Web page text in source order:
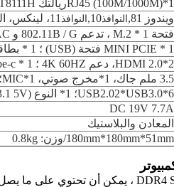
1*RJ45 (100M/1000M)ريالتك RT8111H
ويندوز 81, النوافذ10, النوافذ 11، لينكس، الخ
فتحة 1 * M.2 ، تدعم 802.11B / G و 802.11B / G / NGAC ؛ افتراضي مع (Intel 3165) هوائيين لاسلكيين ؛ Bluetooth 4.0 2-in-1 WIFI & BT Combo
1 * MINI PCIE فتحة (USB) ؛ 1 * بطاقة SIM (دعم 4G / 5G وحدة)
2*HDMI 2.0، دعم 4K 60HZ ؛ 1 * Type-c ، دعم DP1.4, USB31، 5V 3A
3.5 ملم جاك، 1*مخرج صوتي، 1*MIC؛ 2*HDMI
6*USB2.02*USB3.0؛ 1* النوع C (USB3.1 5V) ؛ 1* RJ45 LAN ؛ 2* HDMI ؛ 1* DC ؛ 1* MIC ؛ 1* مخرج الصوت ؛ 1* زر التشغيل
DC 19V 7.7A
المعادن والبلاستيك
180mm*180mm*51mm/وزن: 0.8kg